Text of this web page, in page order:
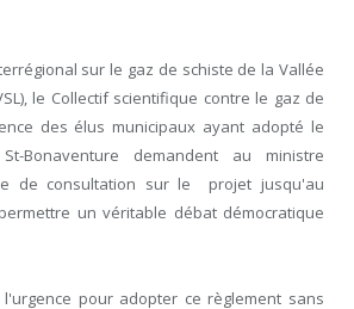
sur le gaz de schiste de la Vallée
le Collectif scientifique contre le gaz de
des élus municipaux ayant adopté le
Bonaventure demandent au ministre
de consultation sur le projet jusqu'au
un véritable débat démocratique
pour adopter ce règlement sans